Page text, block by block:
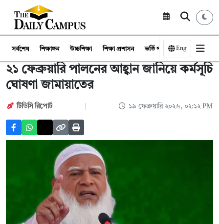
সর্বশেষ শিক্ষাঙ্গন উচ্চশিক্ষা শিক্ষা প্রশাসন ভর্তি পরীক্ষা কর্মসংস্থান
Eng
২১ ফেব্রুয়ারি পালনের আহ্বান জানিয়ে কর্মসূচি
ঘোষণা জামায়াতের
টিডিসি রিপোর্ট ১৯ ফেব্রুয়ারি ২০২৬, ০২:১২ PM